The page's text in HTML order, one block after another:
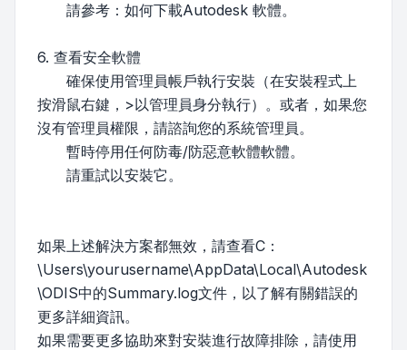
請參考：如何下載Autodesk 軟體。
6. 查看安全軟體
確保使用管理員帳戶執行安裝（在安裝程式上
按滑鼠右鍵，>以管理員身分執行）。或者，如果您
沒有管理員權限，請諮詢您的系統管理員。
暫時停用任何防毒/防惡意軟體軟體。
請重試以安裝它。
如果上述解決方案都無效，請查看C：
\Users\yourusername\AppData\Local\Autodesk
\ODIS中的Summary.log文件，以了解有關錯誤的
更多詳細資訊。
如果需要更多協助來對安裝進行故障排除，請使用